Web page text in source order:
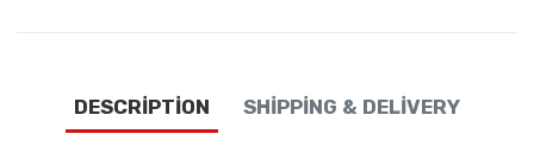
DESCRIPTION SHIPPING & DELIVERY